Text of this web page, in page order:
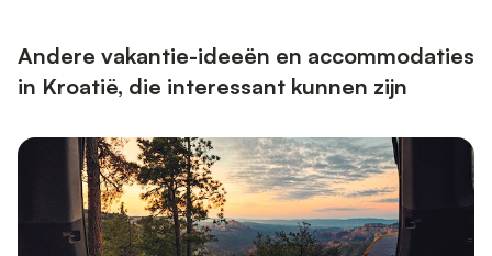
personen. Vanaf de acco...
Andere vakantie-ideeën en accommodaties
in Kroatië, die interessant kunnen zijn